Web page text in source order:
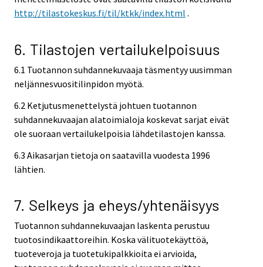
http://tilastokeskus.fi/til/ktkk/index.html .
6. Tilastojen vertailukelpoisuus
6.1 Tuotannon suhdannekuvaaja täsmentyy uusimman
neljännesvuositilinpidon myötä.
6.2 Ketjutusmenettelystä johtuen tuotannon
suhdannekuvaajan alatoimialoja koskevat sarjat eivät
ole suoraan vertailukelpoisia lähdetilastojen kanssa.
6.3 Aikasarjan tietoja on saatavilla vuodesta 1996
lähtien.
7. Selkeys ja eheys/yhtenäisyys
Tuotannon suhdannekuvaajan laskenta perustuu
tuotosindikaattoreihin. Koska välituotekäyttöä,
tuoteveroja ja tuotetukipalkkioita ei arvioida,